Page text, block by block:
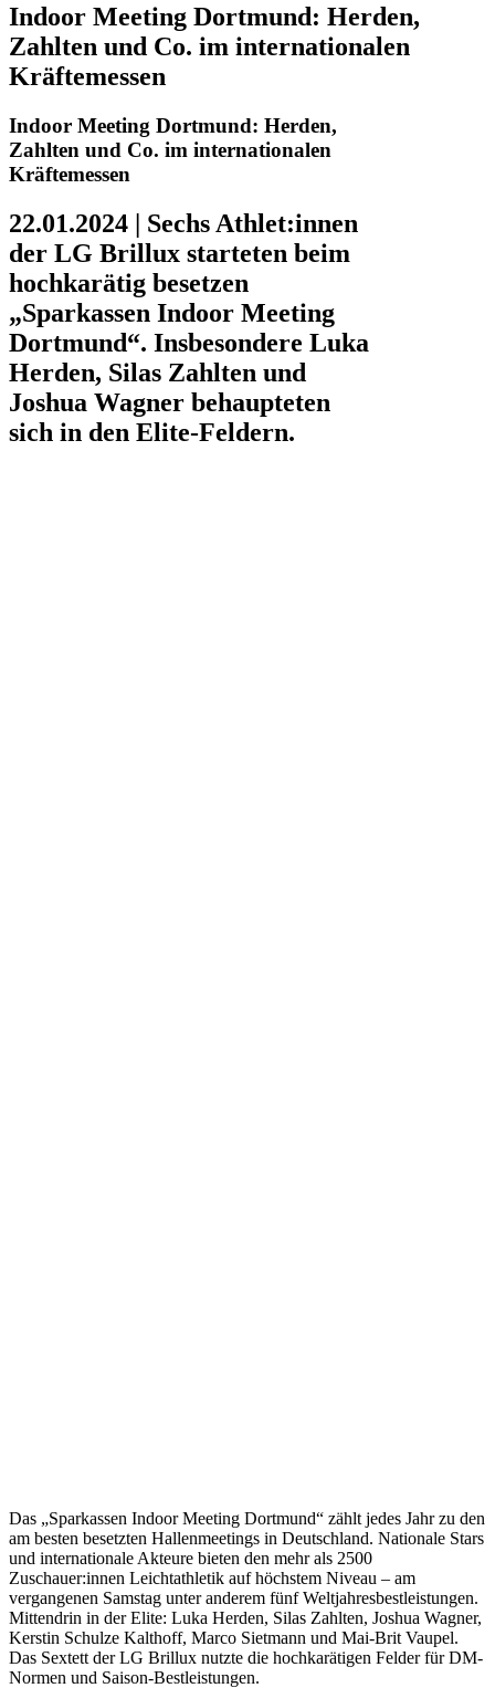
Indoor Meeting Dortmund: Herden,
Zahlten und Co. im internationalen
Kräftemessen
Indoor Meeting Dortmund: Herden,
Zahlten und Co. im internationalen
Kräftemessen
22.01.2024 | Sechs Athlet:innen
der LG Brillux starteten beim
hochkarätig besetzen
„Sparkassen Indoor Meeting
Dortmund“. Insbesondere Luka
Herden, Silas Zahlten und
Joshua Wagner behaupteten
sich in den Elite-Feldern.
Das „Sparkassen Indoor Meeting Dortmund“ zählt jedes Jahr zu den
am besten besetzten Hallenmeetings in Deutschland. Nationale Stars
und internationale Akteure bieten den mehr als 2500
Zuschauer:innen Leichtathletik auf höchstem Niveau – am
vergangenen Samstag unter anderem fünf Weltjahresbestleistungen.
Mittendrin in der Elite: Luka Herden, Silas Zahlten, Joshua Wagner,
Kerstin Schulze Kalthoff, Marco Sietmann und Mai-Brit Vaupel.
Das Sextett der LG Brillux nutzte die hochkarätigen Felder für DM-
Normen und Saison-Bestleistungen.